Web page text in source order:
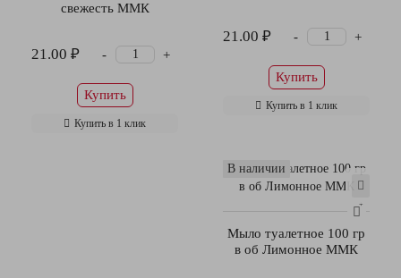
свежесть ММК
21.00 ₽ +
-
Купить
Купить в 1 клик
21.00 ₽ +
-
Купить
Купить в 1 клик
В наличии
Мыло туалетное 100 гр
в об Лимонное ММК